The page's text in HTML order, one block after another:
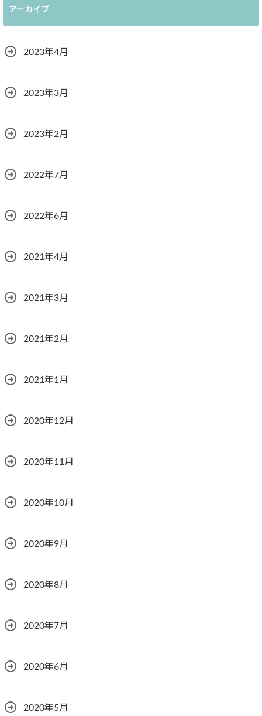
アーカイブ
2023年4月
2023年3月
2023年2月
2022年7月
2022年6月
2021年4月
2021年3月
2021年2月
2021年1月
2020年12月
2020年11月
2020年10月
2020年9月
2020年8月
2020年7月
2020年6月
2020年5月